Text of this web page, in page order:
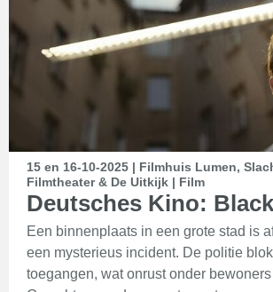
15 en 16-10-2025 | Filmhuis Lumen,
Filmtheater & De Uitkijk | Film
Deutsches Kino:
Een binnenplaats in een grote stad is
een mysterieus incident. De politie
toegangen, wat onrust onder